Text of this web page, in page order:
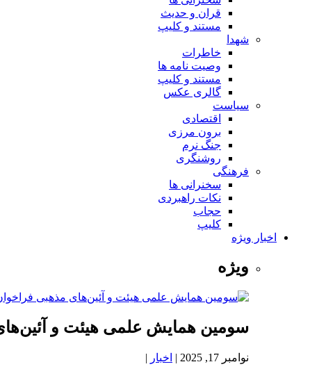
قران و حدیث
مستند و کلیپ
شهدا
خاطرات
وصیت نامه ها
مستند و کلیپ
گالری عکس
سیاست
اقتصادی
برون مرزی
جنگ نرم
روشنگری
فرهنگی
سخنرانی ها
نکات راهبردی
حجاب
کلیپ
اخبار ویژه
ویژه
سومین همایش علمی هیئت و
نوامبر 17, 2025 | اخبار |